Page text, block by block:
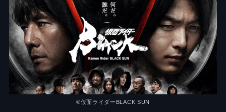
©︎仮面ライダーBLACK SUN